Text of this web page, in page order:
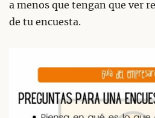
a menos que tengan que ver
de tu encuesta.